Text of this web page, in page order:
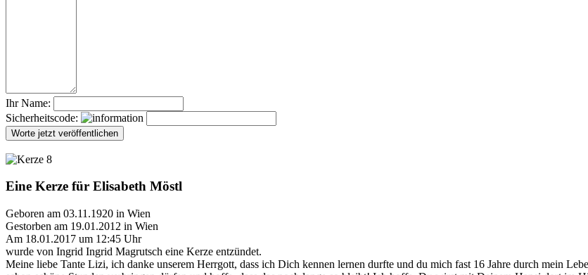
Ihr Name:
Sicherheitscode:
Eine Kerze für Elisabeth Möstl
Geboren am 03.11.1920 in Wien
Gestorben am 19.01.2012 in Wien
Am 18.01.2017 um 12:45 Uhr
wurde von Ingrid Ingrid Magrutsch eine Kerze entzündet.
Meine liebe Tante Lizi, ich danke unserem Herrgott, dass ich Dich kennen lernen durfte und du mich fast 16 Jahre durch mein